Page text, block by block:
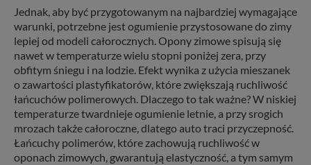
Jednak, aby być przygotowanym na najbardziej wymagające
warunki, potrzebne jest ogumienie przystosowane do zimy
lepiej od modeli całorocznych. Opony zimowe spisują się
nawet w temperaturze wielu stopni poniżej zera, przy
obfitym śniegu i na lodzie. Efekt wynika z użycia mieszanek
o zawartości plastyfikatorów, które zwiększają ruchliwość
łańcuchów polimerowych. Dlaczego to tak ważne? W niskiej
temperaturze twardnieje ogumienie letnie, a przy srogich
mrozach także całoroczne, dlatego auto traci przyczepność.
Łańcuchy polimerów, które zachowują ruchliwość w
oponach zimowych, gwarantują elastyczność, a tym samym